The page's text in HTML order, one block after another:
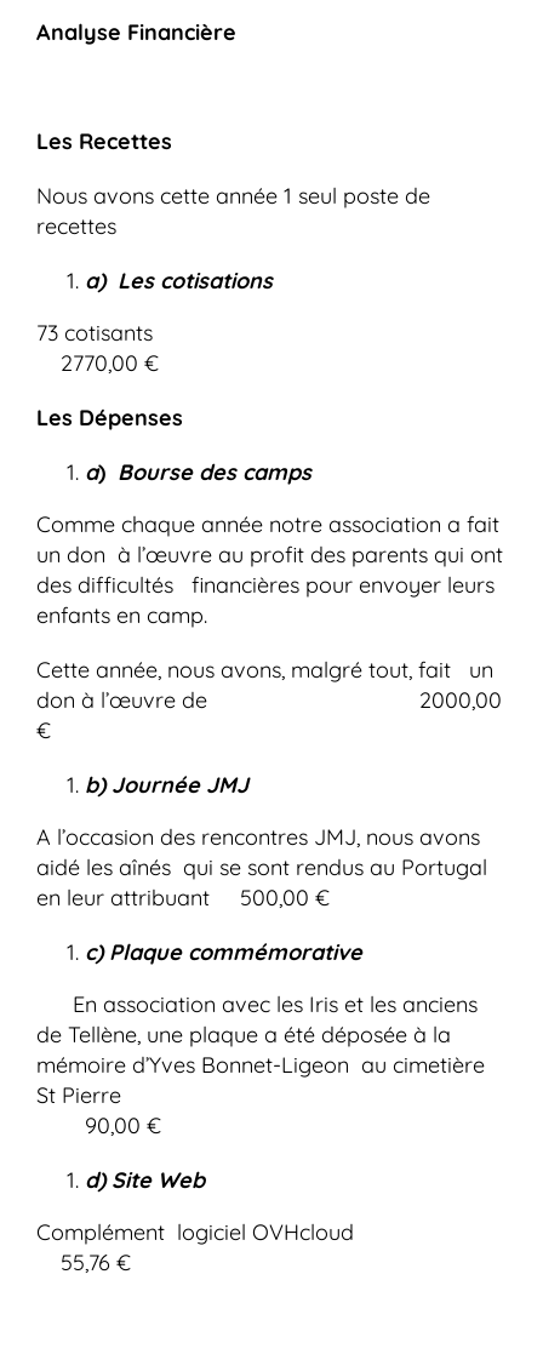
Analyse Financière
Les Recettes
Nous avons cette année 1 seul poste de
recettes
a) Les cotisations
73 cotisants
2770,00 €
Les Dépenses
a) Bourse des camps
Comme chaque année notre association a fait
un don à l’œuvre au profit des parents qui ont
des difficultés financières pour envoyer leurs
enfants en camp.
Cette année, nous avons, malgré tout, fait un
don à l’œuvre de 2000,00
€
b) Journée JMJ
A l’occasion des rencontres JMJ, nous avons
aidé les aînés qui se sont rendus au Portugal
en leur attribuant 500,00 €
c) Plaque commémorative
En association avec les Iris et les anciens
de Tellène, une plaque a été déposée à la
mémoire d’Yves Bonnet-Ligeon au cimetière
St Pierre
90,00 €
d) Site Web
Complément logiciel OVHcloud
55,76 €